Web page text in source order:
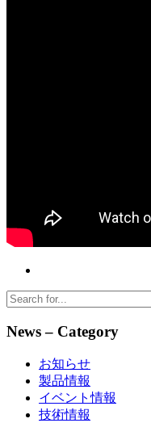
News – Category
お知らせ
製品情報
イベント情報
技術情報